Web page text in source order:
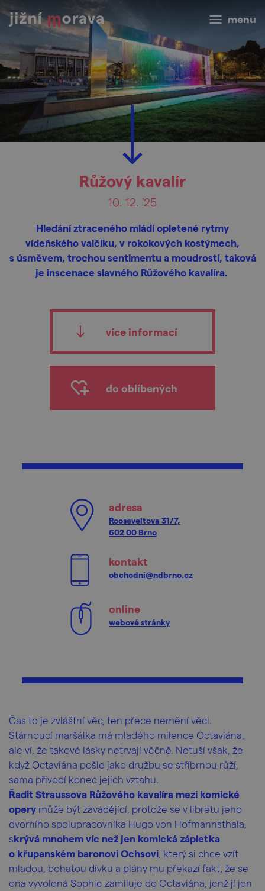
menu
Růžový kavalír
10. 12. '25
Hledání ztraceného mládí opletené rytmy
vídeňského valčíku, v rokokových kostýmech,
s úsměvem, trochou sentimentu a moudrostí, taková
je inscenace slavného Růžového kavalíra.
více informací
do oblíbených
adresa
Rooseveltova 31/7,
602 00 Brno
kontakt
obchodni@ndbrno.cz
online
webové stránky
Čas to je zvláštní věc, ten přece nemění věci.
Stárnoucí maršálka má mladého milence Octaviána,
ale ví, že takové lásky netrvají věčně. Netuší však, že
když Octaviána pošle jako družbu se stříbrnou růží,
sama přivodí konec jejich vztahu.
Řadit Straussova Růžového kavalíra mezi komické
opery může být zavádějící, protože se v libretu jeho
dvorního spolupracovníka Hugo von Hofmannsthala,
skrývá mnohem víc než jen komická zápletka
o křupanském baronovi Ochsovi , který si chce vzít
mladou, bohatou dívku a plány mu překazí fakt, že se
ona vyvolená Sophie zamiluje do Octaviána, jenž jí jen